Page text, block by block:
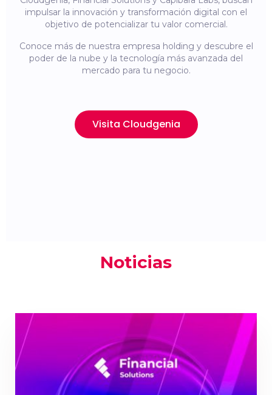
impulsar la innovación y transformación digital con el
objetivo de potencializar tu valor comercial.
Conoce más de nuestra empresa holding y descubre el
poder de la nube y la tecnología más avanzada del
mercado para tu negocio.
Visita Cloudgenia
Noticias